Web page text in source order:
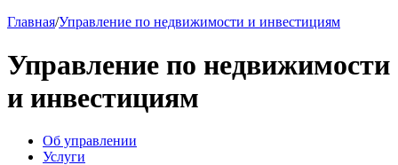
Главная/Управление по недвижимости и инвестициям
Управление по недвижимости
и инвестициям
Об управлении
Услуги